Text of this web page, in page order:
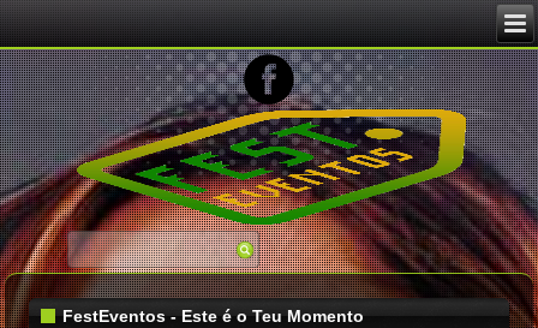
FestEventos - Este é o Teu Momento